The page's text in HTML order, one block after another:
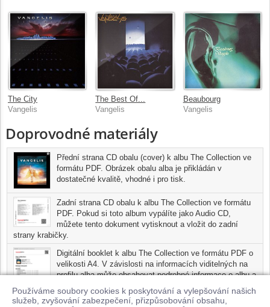
Používáme soubory cookies k poskytování a vylepšování našich
služeb, zvyšování zabezpečení, přizpůsobování obsahu,
The City
Vangelis
The Best Of...
Vangelis
Beaubourg
Vangelis
Doprovodné materiály
Přední strana CD obalu (cover) k albu The Collection ve
formátu PDF. Obrázek obalu alba je přikládán v
dostatečné kvalitě, vhodné i pro tisk.
Zadní strana CD obalu k albu The Collection ve formátu
PDF. Pokud si toto album vypálíte jako Audio CD,
můžete tento dokument vytisknout a vložit do zadní
strany krabičky.
Digitální booklet k albu The Collection ve formátu PDF o
velikosti A4. V závislosti na informacích viditelných na
profilu alba může obsahovat podrobné informace o albu a
jednotlivých skladbách, včetně seznamu participujících
umělců, přesného data a místa nahrání pro každou ze